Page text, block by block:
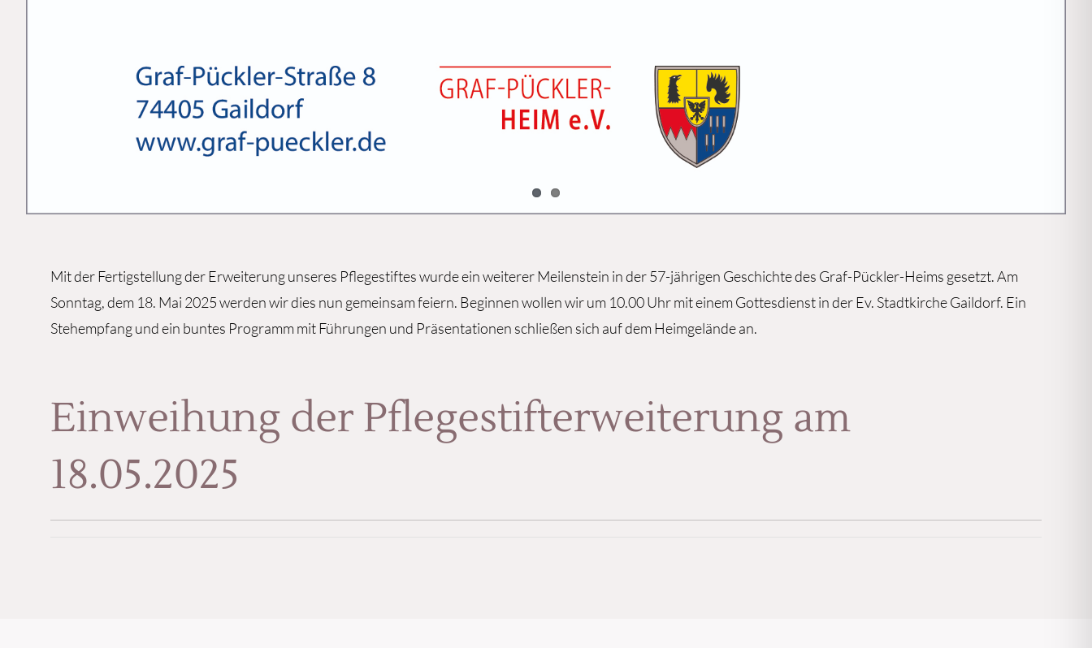
Mit der Fertigstellung der Erweiterung unseres Pflegestiftes wurde ein weiterer Meilenstein in der 57-jährigen Geschichte des Graf-Pückler-Heims gesetzt. Am
Sonntag, dem 18. Mai 2025 werden wir dies nun gemeinsam feiern. Beginnen wollen wir um 10.00 Uhr mit einem Gottesdienst in der Ev. Stadtkirche Gaildorf. Ein
Stehempfang und ein buntes Programm mit Führungen und Präsentationen schließen sich auf dem Heimgelände an.
Einweihung der Pflegestifterweiterung am
18.05.2025